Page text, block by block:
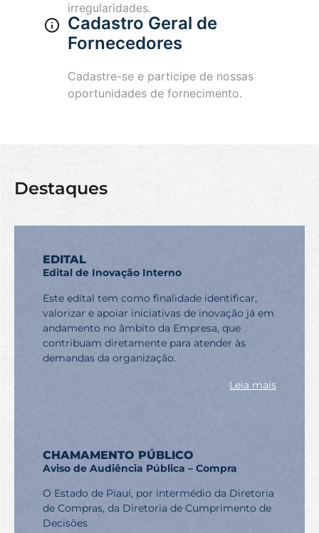
irregularidades.
Cadastro Geral de
Fornecedores
Cadastre-se e participe de nossas
oportunidades de fornecimento.
Destaques
EDITAL
Edital de Inovação Interno
Este edital tem como finalidade identificar,
valorizar e apoiar iniciativas de inovação já em
andamento no âmbito da Empresa, que
contribuam diretamente para atender às
demandas da organização.
Leia mais
CHAMAMENTO PÚBLICO
Aviso de Audiência Pública – Compra
O Estado de Piauí, por intermédio da Diretoria
de Compras, da Diretoria de Cumprimento de
Decisões